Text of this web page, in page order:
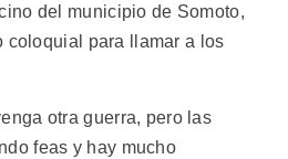
del municipio de Somoto,
coloquial para llamar a los
otra guerra, pero las
feas y hay mucho